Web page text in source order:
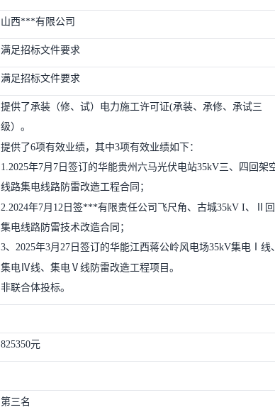
山西***有限公司
满足招标文件要求
满足招标文件要求
提供了承装（修、试）电力施工许可证(承装、承修、承试三
级）。
提供了6项有效业绩，其中3项有效业绩如下：
1.2025年7月7日签订的华能贵州六马光伏电站35kV三、四回架
线路集电线路防雷改造工程合同；
2.2024年7月12日签***有限责任公司飞尺角、古城35kV I、Ⅱ回
集电线路防雷技术改造合同；
3、2025年3月27日签订的华能江西蒋公岭风电场35kV集电Ⅰ线
集电Ⅳ线、集电Ⅴ线防雷改造工程项目。
非联合体投标。
825350元
第三名